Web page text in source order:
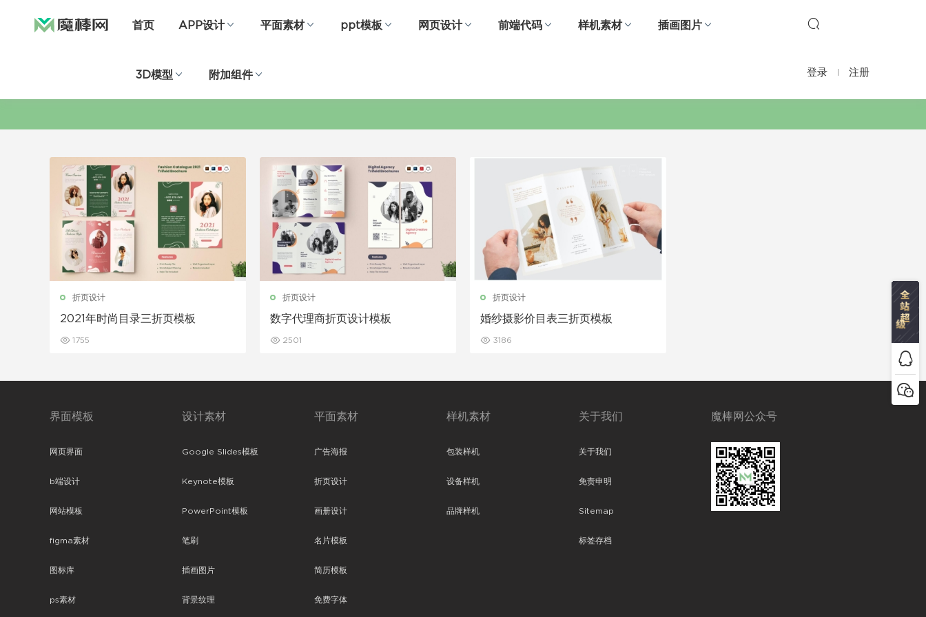
首页 APP设计 平面素材 ppt模板 网页设计 前端代码 样机素材 插画图片
3D模型 附加组件 登录 注册
折页设计
2021年时尚目录三折页模板
1755
折页设计
数字代理商折页设计模板
2501
折页设计
婚纱摄影价目表三折页模板
3186
界面模板
网页界面
b端设计
网站模板
figma素材
图标库
ps素材
设计素材
Google Slides模板
Keynote模板
PowerPoint模板
笔刷
插画图片
背景纹理
平面素材
广告海报
折页设计
画册设计
名片模板
简历模板
免费字体
样机素材
包装样机
设备样机
品牌样机
关于我们
关于我们
免责申明
Sitemap
标签存档
魔棒网公众号